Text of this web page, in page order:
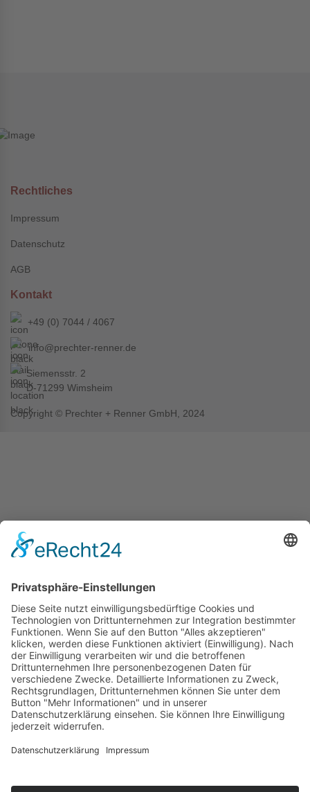
Rechtliches
Impressum
Datenschutz
AGB
Kontakt
+49 (0) 7044 / 4067
info@prechter-renner.de
Siemensstr. 2
D-71299 Wimsheim
Copyright © Prechter + Renner GmbH, 2024